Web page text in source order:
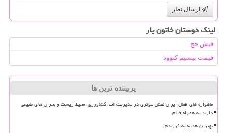
ارسال نظر
لینک دوستان خاتون یار
فیش حج
قیمت بیسیم کنوود
پربیننده ترین ها
ماهواره های فعال ایران نقش مؤثری در مدیریت آب، کشاورزی، محیط زیست و بحران های طبیعی
دارند به همراه فیلم
بهترین هدیه به فرزندم!